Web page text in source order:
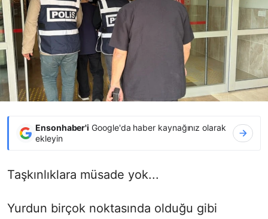
Ensonhaber'i Google'da haber kaynağınız olarak
ekleyin
Taşkınlıklara müsade yok...
Yurdun birçok noktasında olduğu gibi